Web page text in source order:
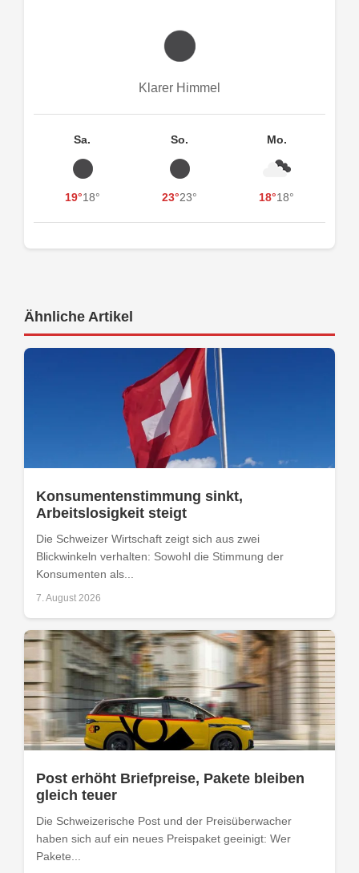
Klarer Himmel
Sa.
19°18°
So.
23°23°
Mo.
18°18°
Ähnliche Artikel
Konsumentenstimmung sinkt,
Arbeitslosigkeit steigt
Die Schweizer Wirtschaft zeigt sich aus zwei
Blickwinkeln verhalten: Sowohl die Stimmung der
Konsumenten als...
7. August 2026
Post erhöht Briefpreise, Pakete bleiben
gleich teuer
Die Schweizerische Post und der Preisüberwacher
haben sich auf ein neues Preispaket geeinigt: Wer
Pakete...